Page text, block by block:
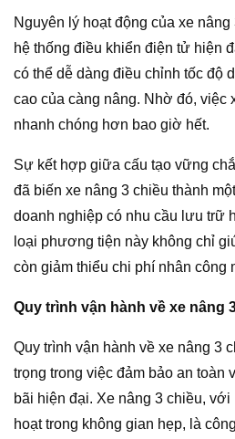
Nguyên lý hoạt động của xe
hệ thống điều khiển điện tử hiện
có thể dễ dàng điều chỉnh tốc độ
cao của càng nâng. Nhờ đó, việc
nhanh chóng hơn bao giờ hết.
Sự kết hợp giữa cấu tạo vững
đã biến xe nâng 3 chiều thành
doanh nghiệp có nhu cầu lưu trữ
loại phương tiện này không chỉ
còn giảm thiểu chi phí nhân công
Quy trình vận hành về xe nâng
Quy trình vận hành về xe nâng 3
trọng trong việc đảm bảo an toàn
bãi hiện đại. Xe nâng 3 chiều,
hoạt trong không gian hẹp, là